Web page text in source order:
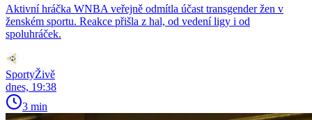
Aktivní hráčka WNBA veřejně odmítla účast transgender žen v
ženském sportu. Reakce přišla z hal, od vedení ligy i od
spoluhráček.
SportyŽivě
dnes, 19:38
3 min